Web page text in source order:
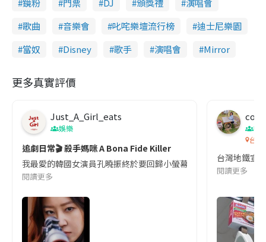
鏡粉 門票 DJ 頒獎禮
演唱會
歌曲
音樂會 叱咤樂壇流行榜
迪士尼樂園
當奴
Disney 歌手 演唱會 Mirror
更多真實評價
Just_A_Girl_eats
娛樂
追劇日常🎬 殺手媽咪 A Bona Fide Killer
我最愛的韓國女演員孔曉振終於要回歸小螢幕啦!這次的劇本改編
閱讀更多
co
吹
台灣
台灣地鐵宣
閱讀更多